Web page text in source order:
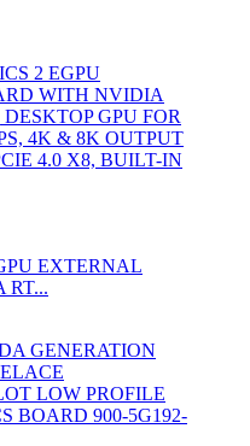
EXTERNAL
RT...